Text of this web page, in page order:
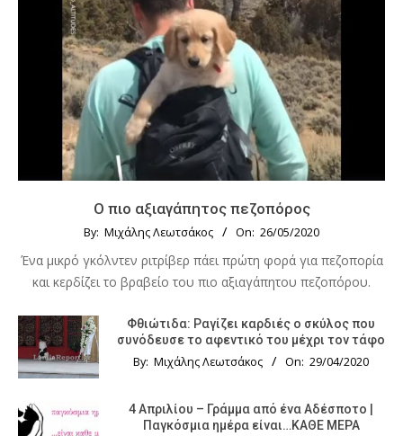
Ο πιο αξιαγάπητος πεζοπόρος
By: Μιχάλης Λεωτσάκος On: 26/05/2020
Ένα μικρό γκόλντεν ριτρίβερ πάει πρώτη φορά για πεζοπορία
και κερδίζει το βραβείο του πιο αξιαγάπητου πεζοπόρου.
Φθιώτιδα: Ραγίζει καρδιές ο σκύλος που
συνόδευσε το αφεντικό του μέχρι τον τάφο
By: Μιχάλης Λεωτσάκος On: 29/04/2020
4 Απριλίου – Γράμμα από ένα Αδέσποτο |
Παγκόσμια ημέρα είναι…ΚΑΘΕ ΜΕΡΑ